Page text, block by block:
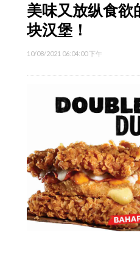
美味又放纵食欲
块汉堡！
10/08/2021 06:04:00 下午